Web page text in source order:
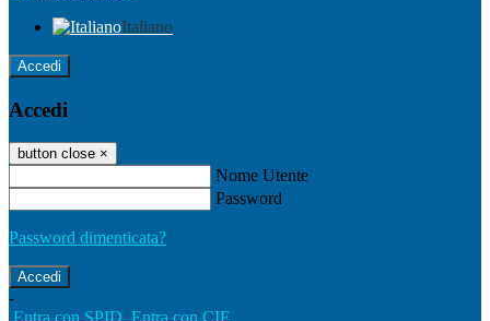
Italiano
Accedi
Accedi
button close ×
Nome Utente
Password
Password dimenticata?
-